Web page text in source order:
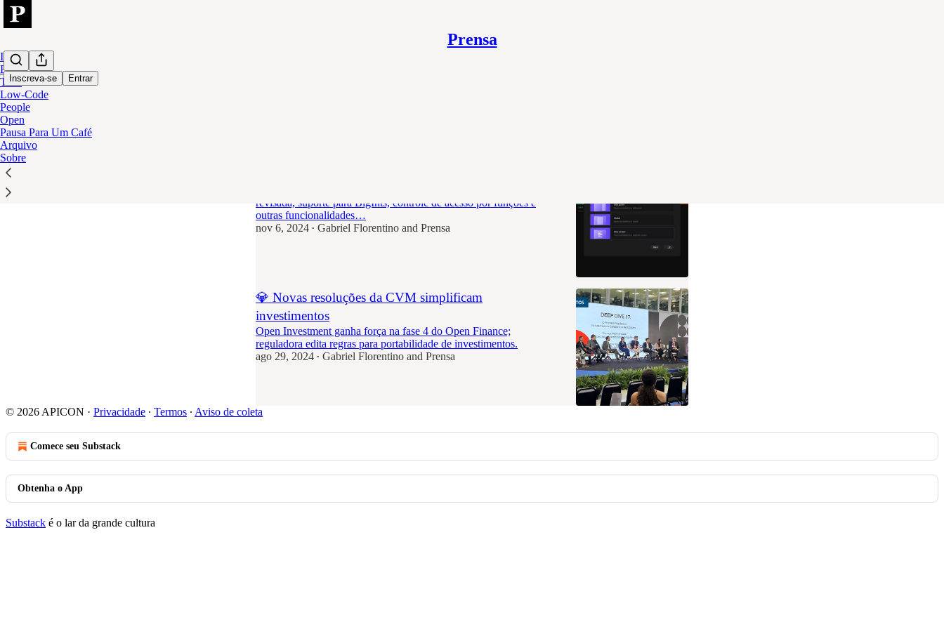
Prensa
Inscreva-se Entrar
Início
Eventos
Tech
Low-Code
People
Open
Pausa Para Um Café
Arquivo
Sobre
revisada, suporte para BigInts, controle de acesso por funções e
outras funcionalidades…
nov 6, 2024 • Gabriel Florentino and Prensa
💎 Novas resoluções da CVM simplificam
investimentos
Open Investment ganha força na fase 4 do Open Finance;
reguladora edita regras para portabilidade de investimentos.
ago 29, 2024 • Gabriel Florentino and Prensa
© 2026 APICON · Privacidade ∙ Termos ∙ Aviso de coleta
Comece seu Substack
Obtenha o App
Substack é o lar da grande cultura